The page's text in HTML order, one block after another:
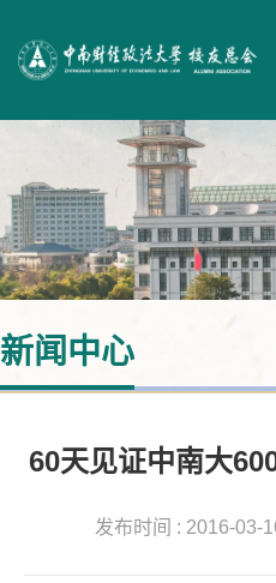
新闻中心
60天见证中南大
发布时间 : 2016-03-